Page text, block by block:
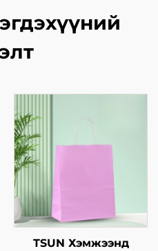
TSUN Хэмжээнд